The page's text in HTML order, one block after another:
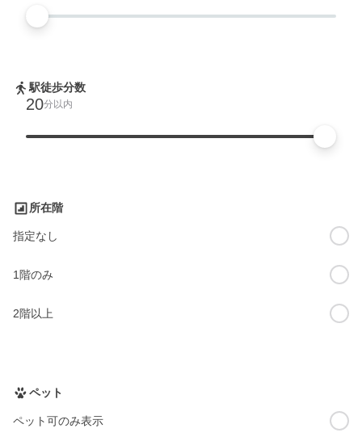
駅徒歩分数
20分以内
所在階
指定なし
1階のみ
2階以上
ペット
ペット可のみ表示